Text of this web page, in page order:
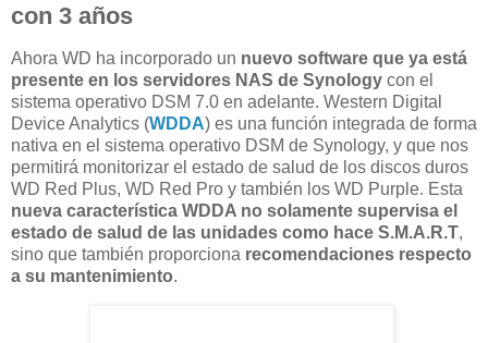
con 3 años
Ahora WD ha incorporado un nuevo software que ya está
presente en los servidores NAS de Synology con el
sistema operativo DSM 7.0 en adelante. Western Digital
Device Analytics (WDDA) es una función integrada de forma
nativa en el sistema operativo DSM de Synology, y que nos
permitirá monitorizar el estado de salud de los discos duros
WD Red Plus, WD Red Pro y también los WD Purple. Esta
nueva característica WDDA no solamente supervisa el
estado de salud de las unidades como hace S.M.A.R.T,
sino que también proporciona recomendaciones respecto
a su mantenimiento.